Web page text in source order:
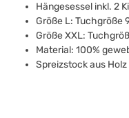
Hängesessel inkl. 2
Größe L: Tuchgröße
Größe XXL:
Material: 100%
Spreizstock aus Holz